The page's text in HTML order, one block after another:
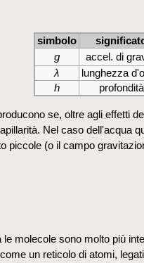
simbolo
g
accel. di
λ
lunghezza
h
profondità
se, oltre agli effetti
Nel caso dell'acqua
piccole (o il campo
molecole sono molto più
un reticolo di atomi,